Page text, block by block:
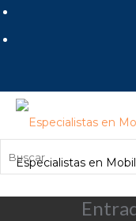
Especialistas en